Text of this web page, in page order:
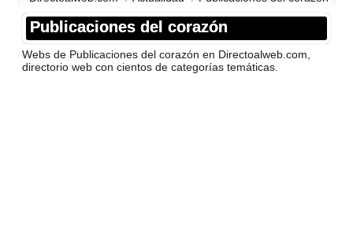
Publicaciones del corazón
Webs de Publicaciones del corazón en Directoalweb.com,
directorio web con cientos de categorí­as temáticas.